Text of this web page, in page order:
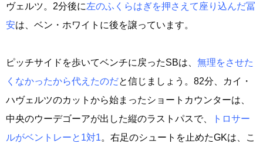
ヴェルツ。2分後に左のふくらはぎを押さえて座り込んだ冨
安は、ベン・ホワイトに後を譲っています。
ピッチサイドを歩いてベンチに戻ったSBは、 無理をさせた
くなかったから代えたのだと信じましょう。82分、カイ・
ハヴェルツのカットから始まったショートカウンターは、
中央のウーデゴーアが出した縦のラストパスで、
トロサー
ルがベントレーと1対1。右足のシュートを止めたGKは、こ